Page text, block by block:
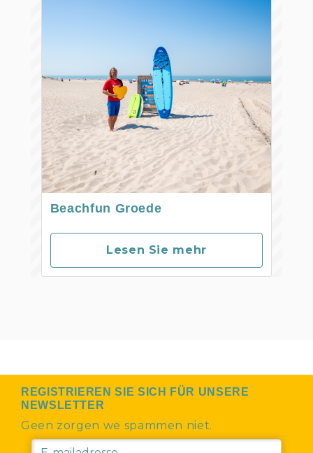
Beachfun Groede
Lesen Sie mehr
REGISTRIEREN SIE SICH FÜR UNSERE
NEWSLETTER
Geen zorgen we spammen niet.